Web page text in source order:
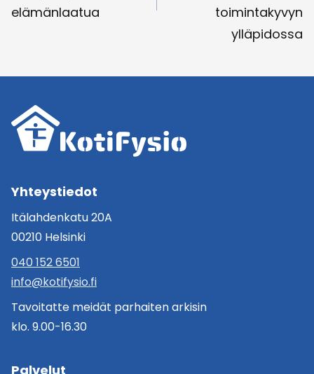
elämänlaatua
toimintakyvyn
ylläpidossa
Yhteystiedot
Itälahdenkatu 20A
00210 Helsinki
040 152 6501
info@kotifysio.fi
Tavoitatte meidät parhaiten arkisin
klo. 9.00-16.30
Palvelut